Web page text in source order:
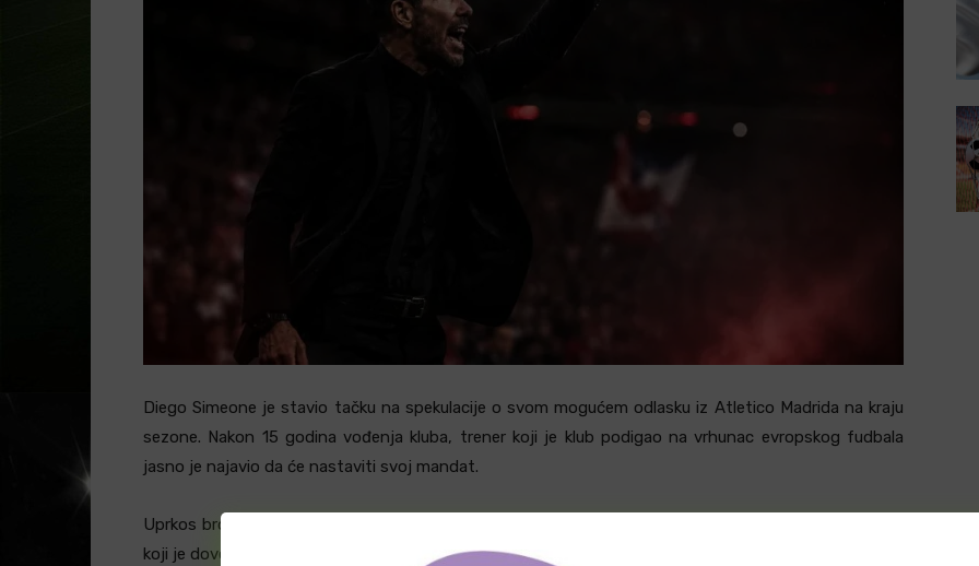
Diego Simeone je stavio tačku na spekulacije o svom mogućem odlasku iz Atletico Madrida na kraju
sezone. Nakon 15 godina vođenja kluba, trener koji je klub podigao na vrhunac evropskog fudbala
jasno je najavio da će nastaviti svoj mandat.
Uprkos brojnim glasinama koje su se pojavile u javnosti, 56-godišnji Simeone ostaje posvećen timu
koji je doveo do dve La Liga titule i dva trofeja u Europa League, kao i brojnih drugih uspeha.